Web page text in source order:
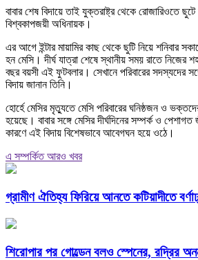
বাবার শেষ বিদায়ে তাই যুক্তরাষ্ট্র থেকে রোজারিওতে
বিশ্বকাপজয়ী অধিনায়ক।
এর আগে ইন্টার মায়ামির কাছ থেকে ছুটি নিয়ে শনিবার
হন মেসি। দীর্ঘ যাত্রা শেষে স্থানীয় সময় রাতে নিজের
বছর বয়সী এই ফুটবলার। সেখানে পরিবারের সদস্যদের
বিদায় জানান তিনি।
হোর্হে মেসির মৃত্যুতে মেসি পরিবারের ঘনিষ্ঠজন ও
হয়েছে। বাবার সঙ্গে মেসির দীর্ঘদিনের সম্পর্ক ও
কারণে এই বিদায় বিশেষভাবে আবেগঘন হয়ে ওঠে।
এ সম্পর্কিত আরও খবর
গ্রামীণ ঐতিহ্য ফিরিয়ে আনতে কটিয়াদীতে
শিরোপার পর গোল্ডেন বলও স্পেনের, রদ্রির